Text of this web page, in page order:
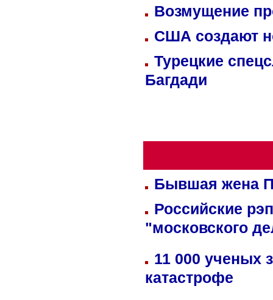
Возмущение
США создают
Турецкие
Багдади
Бывшая жена
Российские
"московского
11 000 ученых
катастрофе